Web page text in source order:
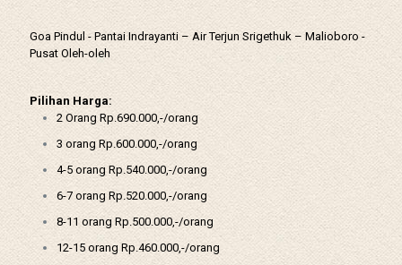
Goa Pindul - Pantai Indrayanti – Air Terjun Srigethuk – Malioboro -
Pusat Oleh-oleh
Pilihan Harga:
2 Orang Rp.690.000,-/orang
3 orang Rp.600.000,-/orang
4-5 orang Rp.540.000,-/orang
6-7 orang Rp.520.000,-/orang
8-11 orang Rp.500.000,-/orang
12-15 orang Rp.460.000,-/orang